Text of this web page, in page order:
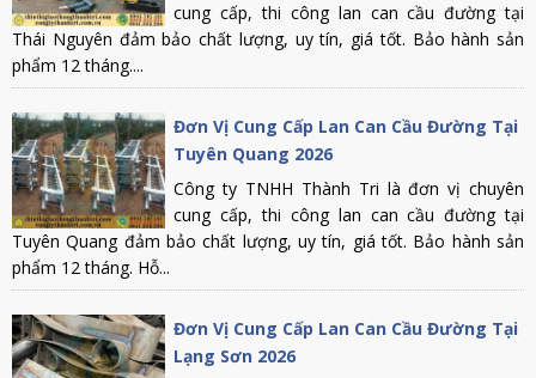
cung cấp, thi công lan can cầu đường tại
Thái Nguyên đảm bảo chất lượng, uy tín, giá tốt. Bảo hành sản
phẩm 12 tháng....
Đơn Vị Cung Cấp Lan Can Cầu Đường Tại
Tuyên Quang 2026
Công ty TNHH Thành Tri là đơn vị chuyên
cung cấp, thi công lan can cầu đường tại
Tuyên Quang đảm bảo chất lượng, uy tín, giá tốt. Bảo hành sản
phẩm 12 tháng. Hỗ...
Đơn Vị Cung Cấp Lan Can Cầu Đường Tại
Lạng Sơn 2026